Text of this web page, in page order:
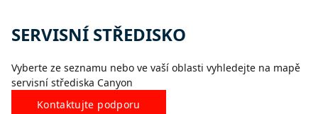
SERVISNÍ STŘEDISKO
Vyberte ze seznamu nebo ve vaší oblasti vyhledejte na mapě
servisní střediska Canyon
Kontaktujte podporu